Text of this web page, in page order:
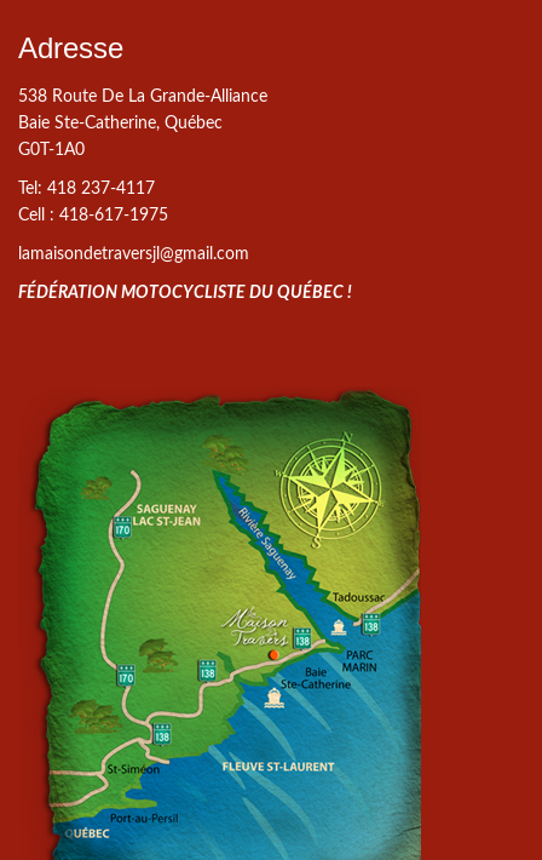
Adresse
538 Route De La Grande-Alliance
Baie Ste-Catherine, Québec
G0T-1A0
Tel: 418 237-4117
Cell : 418-617-1975
lamaisondetraversjl@gmail.com
FÉDÉRATION MOTOCYCLISTE DU QUÉBEC !